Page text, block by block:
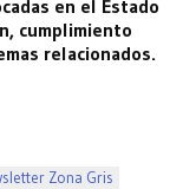
en el Estado
cumplimiento
relacionados.
Zona Gris